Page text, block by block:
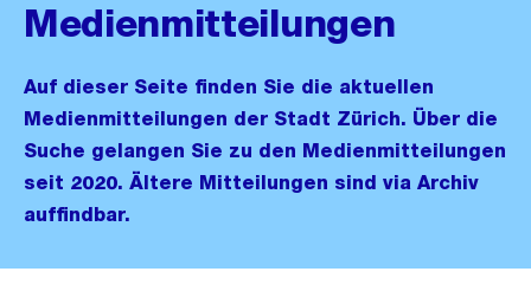
Medienmitteilungen
Auf dieser Seite finden Sie die aktuellen
Medienmitteilungen der Stadt Zürich. Über die
Suche gelangen Sie zu den Medienmitteilungen
seit 2020. Ältere Mitteilungen sind via Archiv
auffindbar.